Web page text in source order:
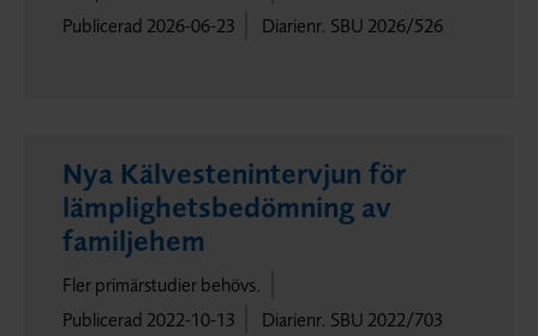
Publicerad 2026-06-23
Diarienr. SBU 2026/526
Nya Kälvestenintervjun för
lämplighetsbedömning av
familjehem
Fler primärstudier behövs.
Publicerad 2022-10-13
Diarienr. SBU 2022/703